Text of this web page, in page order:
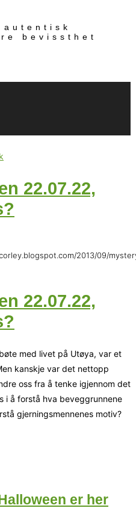
bevissthet
22.07.22,
2013/09/
22.07.22,
med livet på Utøya, var et
kanskje var det nettopp
oss fra å tenke igjennom det
i å forstå hva beveggrunnene
gjerningsmennenes motiv?
er her